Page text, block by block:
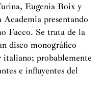
Eugenia Boix y
presentando
Facco. Se trata de la
disco monográfico
italiano; probablemente
e influyentes del